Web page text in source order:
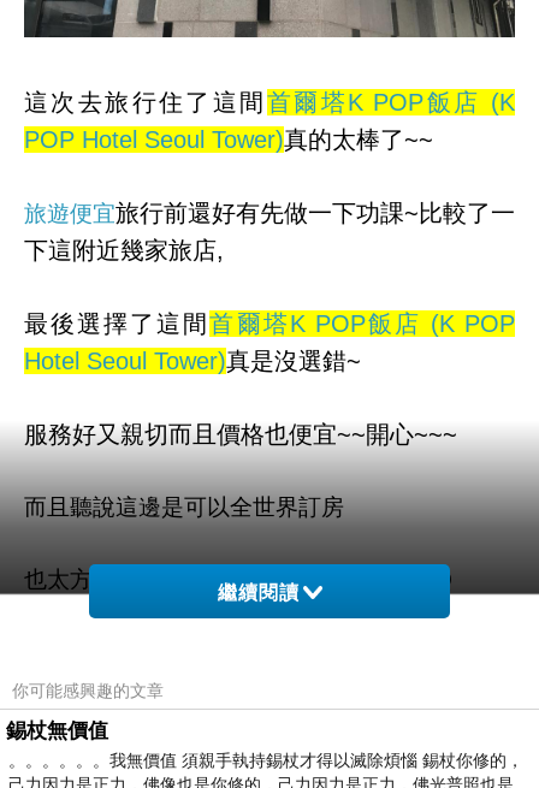
這次去旅行住了這間 首爾塔K POP飯店 (K
POP Hotel Seoul Tower)真的太棒了~~
旅遊便宜旅行前還好有先做一下功課~比較了一
下這附近幾家旅店,
最後選擇了這間首爾塔K POP飯店 (K POP
Hotel Seoul Tower)真是沒選錯~
服務好又親切而且價格也便宜~~開心~~~
而且聽說這邊是可以全世界訂房
也太方便了吧！！不用在那邊找翻譯啦ＱＱ
的介紹在下面
如果有興趣到這附近玩的，不妨可以看看喔！
繼續閱讀
你可能感興趣的文章
錫杖無價值
。。。。。。我無價值 須親手執持錫杖才得以滅除煩惱 錫杖你修的，